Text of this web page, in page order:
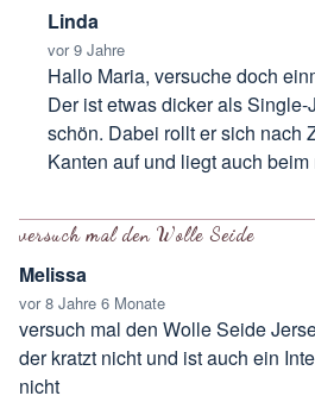
Linda
vor 9 Jahre
Hallo Maria, versuche doch
Der ist etwas dicker als
schön. Dabei rollt er sich nach
Kanten auf und liegt auch
versuch mal den Wolle Seide
Melissa
vor 8 Jahre 6 Monate
versuch mal den Wolle Seide
der kratzt nicht und ist auch ein
nicht